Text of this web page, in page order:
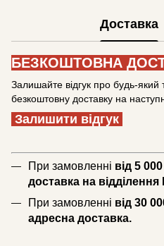
Доставка
БЕЗКОШТОВНА
Залишайте відгук про будь-який
безкоштовну доставку на
Залишити відгук
При замовленні від 5
доставка на
При замовленні від 30
адресна доставка.